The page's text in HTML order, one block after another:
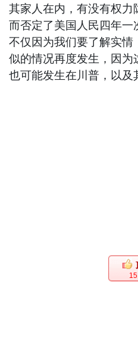
其家人在内，有没有权力
而否定了美国人民四年
不仅因为我们要了解实
似的情况再度发生，因为
也可能发生在川普，以及
15